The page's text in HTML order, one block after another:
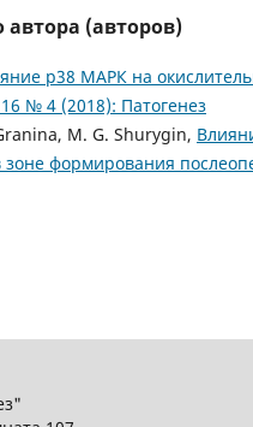
(авторов)
р38 МАРК на
№ 4 (2018): Патогенез
M. G. Shurygin,
формирования